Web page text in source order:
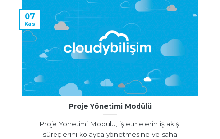
Proje Yönetimi Modülü
Proje Yönetimi Modülü, işletmelerin iş akışı
süreçlerini kolayca yönetmesine ve saha
07
Kas